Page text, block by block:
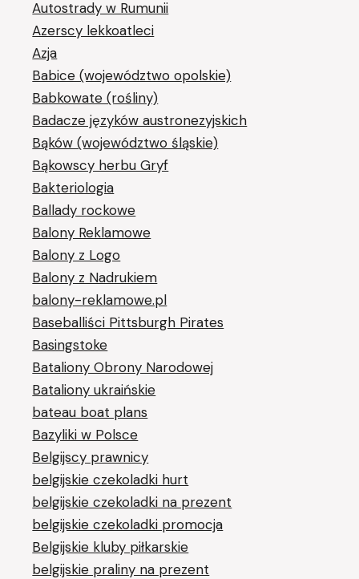
Autostrady w Rumunii
Azerscy lekkoatleci
Azja
Babice (województwo opolskie)
Babkowate (rośliny)
Badacze języków austronezyjskich
Bąków (województwo śląskie)
Bąkowscy herbu Gryf
Bakteriologia
Ballady rockowe
Balony Reklamowe
Balony z Logo
Balony z Nadrukiem
balony-reklamowe.pl
Baseballiści Pittsburgh Pirates
Basingstoke
Bataliony Obrony Narodowej
Bataliony ukraińskie
bateau boat plans
Bazyliki w Polsce
Belgijscy prawnicy
belgijskie czekoladki hurt
belgijskie czekoladki na prezent
belgijskie czekoladki promocja
Belgijskie kluby piłkarskie
belgijskie praliny na prezent